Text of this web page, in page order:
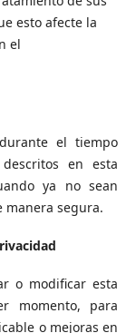
esto afecte la
el
el tiempo
en esta
ya no sean
manera segura.
o modificar esta
momento, para
o mejoras en